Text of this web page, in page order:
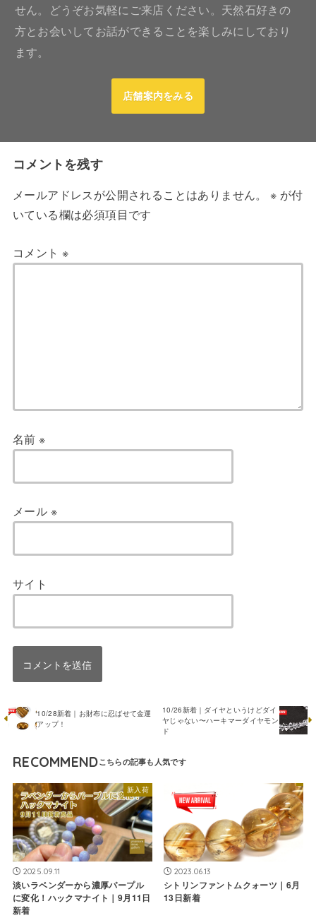
せん。どうぞお気軽にご来店ください。天然石好きの
方とお会いしてお話ができることを楽しみにしており
ます。
店舗案内をみる
コメントを残す
メールアドレスが公開されることはありません。 ※ が付
いている欄は必須項目です
コメント ※
名前※
メール ※
サイト
10/28新着｜お財布に忍ばせて金運
アップ！
10/26新着｜ダイヤというけどダイ
ヤじゃない〜ハーキマーダイヤモン
ド
RECOMMEND
新入荷
2025.09.11
淡いラベンダーから濃厚パープル
に変化！ハックマナイト｜9月11日
新着
2023.06.13
シトリンファントムクォーツ｜6月
13日新着